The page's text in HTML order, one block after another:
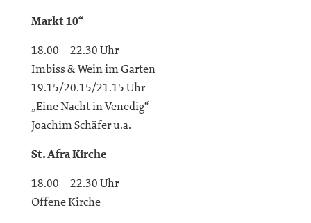
Markt 10“
18.00 – 22.30 Uhr
Imbiss & Wein im Garten
19.15/20.15/21.15 Uhr
„Eine Nacht in Venedig“
Joachim Schäfer u.a.
St. Afra Kirche
18.00 – 22.30 Uhr
Offene Kirche